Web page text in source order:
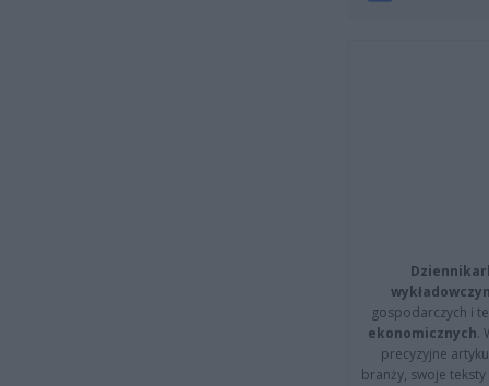
gospodarczych i
ekonomicznych.
precyzyjne
branży, swoje